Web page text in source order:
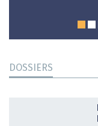
DOSSIERS